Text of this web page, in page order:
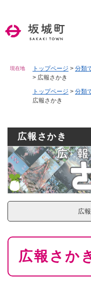
現在地 トップページ > 分類
> 広報さかき
トップページ > 分類
広報さかき
広報さかき
広
本
広報さか